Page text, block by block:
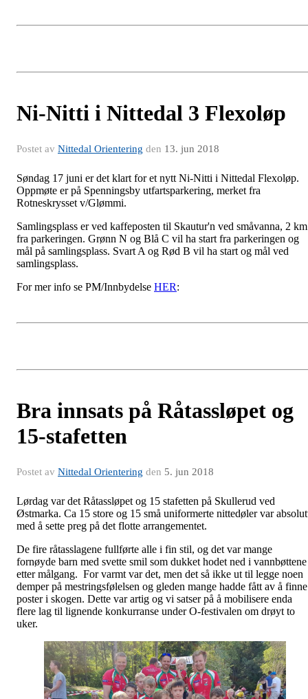
Ni-Nitti i Nittedal 3 Flexoløp
Postet av Nittedal Orientering den 13. jun 2018
Søndag 17 juni er det klart for et nytt Ni-Nitti i Nittedal Flexoløp.
Oppmøte er på Spenningsby utfartsparkering, merket fra
Rotneskrysset v/Glømmi.
Samlingsplass er ved kaffeposten til Skautur'n ved småvanna, 2 km
fra parkeringen. Grønn N og Blå C vil ha start fra parkeringen og
mål på samlingsplass. Svart A og Rød B vil ha start og mål ved
samlingsplass.
For mer info se PM/Innbydelse HER:
Bra innsats på Råtassløpet og
15-stafetten
Postet av Nittedal Orientering den 5. jun 2018
Lørdag var det Råtassløpet og 15 stafetten på Skullerud ved
Østmarka. Ca 15 store og 15 små uniformerte nittedøler var
med å sette preg på det flotte arrangementet.
De fire råtasslagene fullførte alle i fin stil, og det var mange
fornøyde barn med svette smil som dukket hodet ned i vannbøttene
etter målgang. For varmt var det, men det så ikke ut til legge noen
demper på mestringsfølelsen og gleden mange hadde fått av å finne
poster i skogen. Dette var artig og vi satser på å mobilisere enda
flere lag til lignende konkurranse under O-festivalen om drøyt to
uker.